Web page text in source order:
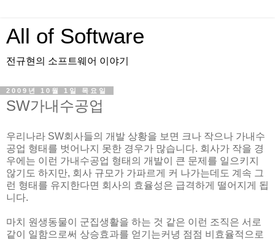
All of Software
전규현의 소프트웨어 이야기
2009년 10월 1일 목요일
SW가내수공업
우리나라 SW회사들의 개발 상황을 보면 크나 작으나 가내수
공업 형태를 벗어나지 못한 경우가 많습니다. 회사가 작을 경
우에는 이런 가내수공업 형태의 개발이 큰 문제를 일으키지
않기도 하지만, 회사 규모가 가파르게 커 나가는데도 계속 그
런 형태를 유지한다면 회사의 효율성은 급격하게 떨어지게 됩
니다.
마치 원생동물이 군집생활을 하는 것 같은 이런 조직은 서로
같이 일함으로써 상승효과를 얻기는커녕 점점 비효율적으로